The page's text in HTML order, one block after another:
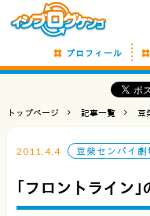
プロフィール
トップページ 記事一覧 豆
2011.4.4 豆柴センパイ劇
｢フロントライン｣